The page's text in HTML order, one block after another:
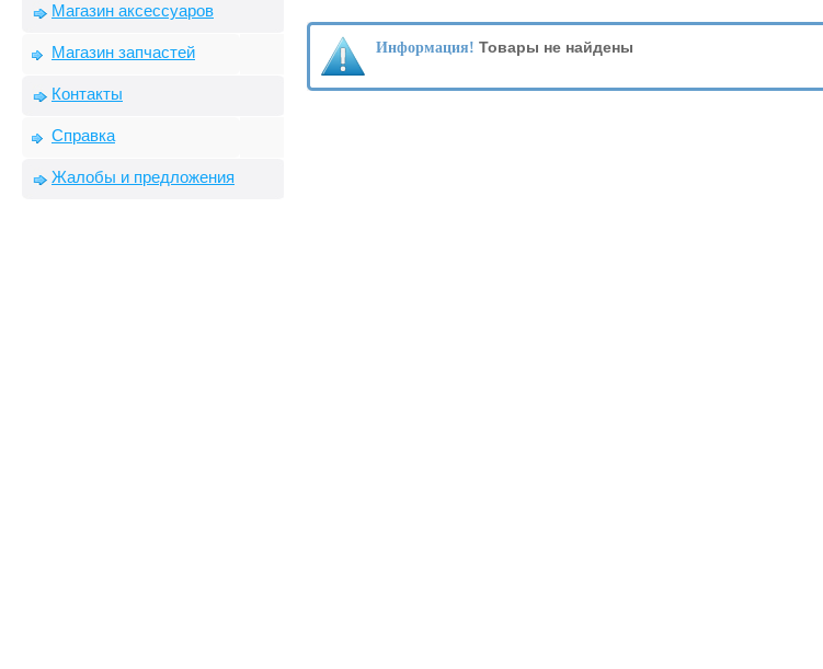
Магазин аксессуаров
Магазин запчастей
Контакты
Справка
Жалобы и предложения
Информация! Товары не найдены